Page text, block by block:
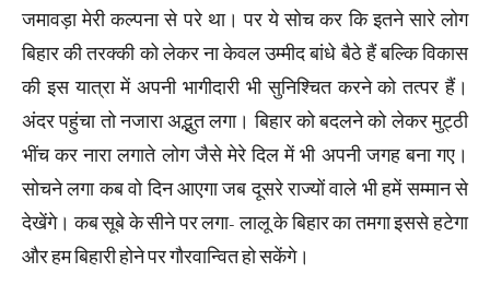
जमावड़ा मेरी कल्पना से परे था। पर ये सोच कर कि इतने सारे लोग
बिहार की तरक्की को लेकर ना केवल उम्मीद बांधे बैठे हैं बल्कि विकास
की इस यात्रा में अपनी भागीदारी भी सुनिश्चित करने को तत्पर हैं।
अंदर पहुंचा तो नजारा अद्भुत लगा। बिहार को बदलने को लेकर मुट्ठी
भींच कर नारा लगाते लोग जैसे मेरे दिल में भी अपनी जगह बना गए।
सोचने लगा कब वो दिन आएगा जब दूसरे राज्यों वाले भी हमें सम्मान से
देखेंगे। कब सूबे के सीने पर लगा- लालू के बिहार का तमगा इससे हटेगा
और हम बिहारी होने पर गौरवान्वित हो सकेंगे।